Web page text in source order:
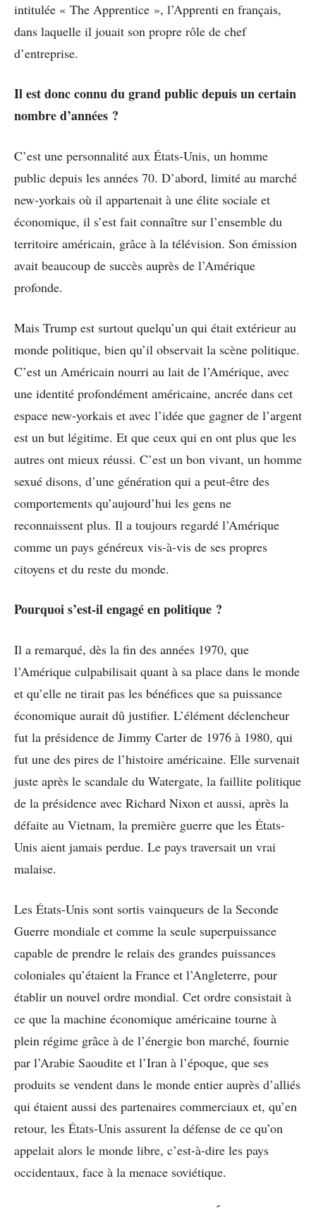
intitulée « The Apprentice », l’Apprenti en français,
dans laquelle il jouait son propre rôle de chef
d’entreprise.
Il est donc connu du grand public depuis un certain
nombre d’années ?
C’est une personnalité aux États-Unis, un homme
public depuis les années 70. D’abord, limité au marché
new-yorkais où il appartenait à une élite sociale et
économique, il s’est fait connaître sur l’ensemble du
territoire américain, grâce à la télévision. Son émission
avait beaucoup de succès auprès de l’Amérique
profonde.
Mais Trump est surtout quelqu’un qui était extérieur au
monde politique, bien qu’il observait la scène politique.
C’est un Américain nourri au lait de l’Amérique, avec
une identité profondément américaine, ancrée dans cet
espace new-yorkais et avec l’idée que gagner de l’argent
est un but légitime. Et que ceux qui en ont plus que les
autres ont mieux réussi. C’est un bon vivant, un homme
sexué disons, d’une génération qui a peut-être des
comportements qu’aujourd’hui les gens ne
reconnaissent plus. Il a toujours regardé l’Amérique
comme un pays généreux vis-à-vis de ses propres
citoyens et du reste du monde.
Pourquoi s’est-il engagé en politique ?
Il a remarqué, dès la fin des années 1970, que
l’Amérique culpabilisait quant à sa place dans le monde
et qu’elle ne tirait pas les bénéfices que sa puissance
économique aurait dû justifier. L’élément déclencheur
fut la présidence de Jimmy Carter de 1976 à 1980, qui
fut une des pires de l’histoire américaine. Elle survenait
juste après le scandale du Watergate, la faillite politique
de la présidence avec Richard Nixon et aussi, après la
défaite au Vietnam, la première guerre que les États-
Unis aient jamais perdue. Le pays traversait un vrai
malaise.
Les États-Unis sont sortis vainqueurs de la Seconde
Guerre mondiale et comme la seule superpuissance
capable de prendre le relais des grandes puissances
coloniales qu’étaient la France et l’Angleterre, pour
établir un nouvel ordre mondial. Cet ordre consistait à
ce que la machine économique américaine tourne à
plein régime grâce à de l’énergie bon marché, fournie
par l’Arabie Saoudite et l’Iran à l’époque, que ses
produits se vendent dans le monde entier auprès d’alliés
qui étaient aussi des partenaires commerciaux et, qu’en
retour, les États-Unis assurent la défense de ce qu’on
appelait alors le monde libre, c’est-à-dire les pays
occidentaux, face à la menace soviétique.